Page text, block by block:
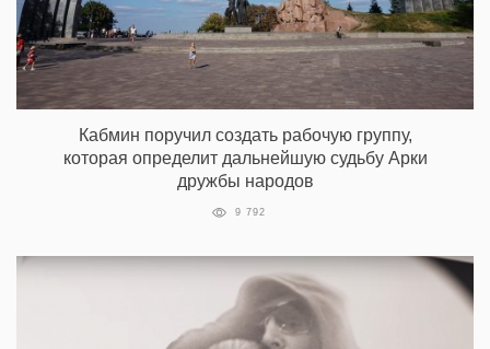
Кабмин поручил создать рабочую группу,
которая определит дальнейшую судьбу Арки
дружбы народов
9 792